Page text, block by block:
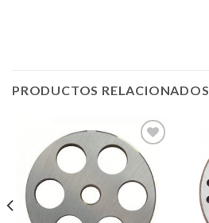
PRODUCTOS RELACIONADOS
Añadir
a la
lista de
deseos